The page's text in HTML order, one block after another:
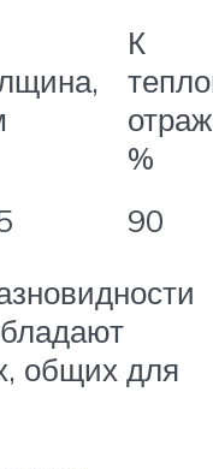
К
%
90
общих для